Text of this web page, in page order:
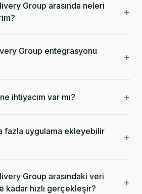
Group arasında neleri
+
Group entegrasyonu
+
ihtiyacım var mı? +
fazla uygulama ekleyebilir
+
Group arasındaki veri
kadar hızlı gerçekleşir?
+